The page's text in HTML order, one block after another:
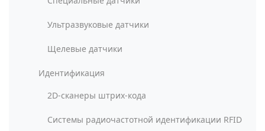
Ультразвуковые датчики
Щелевые датчики
Идентификация
2D-сканеры штрих-кода
Системы радиочастотной идентификации RFID